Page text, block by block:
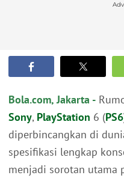
Bola.com, Jakarta -
Sony, PlayStation 6 (PS6
diperbincangkan di
spesifikasi lengkap
menjadi sorotan utama